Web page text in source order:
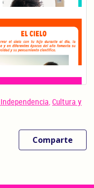
, Cultura y
Comparte